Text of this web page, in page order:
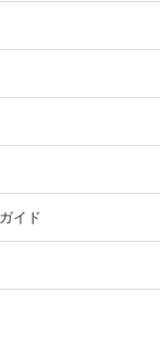
イド